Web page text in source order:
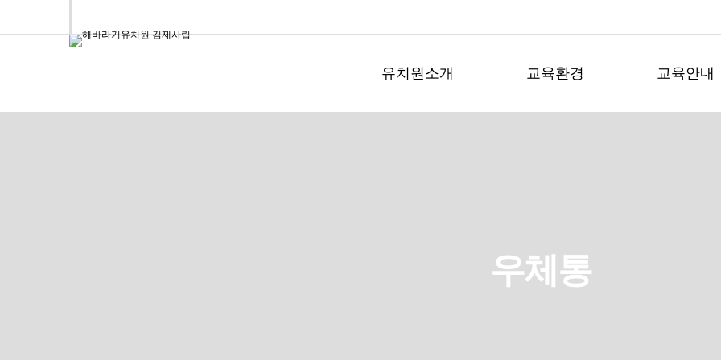
유치원소개 교육환경 교육안내
우체통